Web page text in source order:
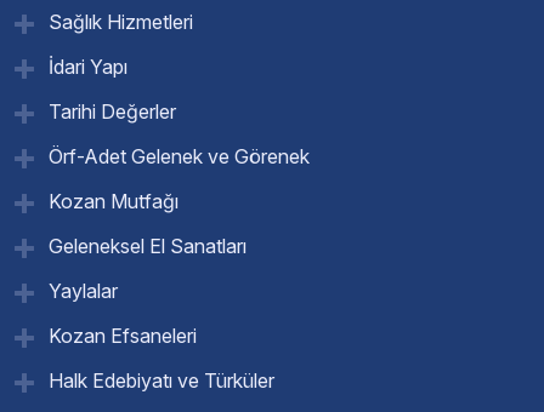
Sağlık Hizmetleri
İdari Yapı
Tarihi Değerler
Örf-Adet Gelenek ve Görenek
Kozan Mutfağı
Geleneksel El Sanatları
Yaylalar
Kozan Efsaneleri
Halk Edebiyatı ve Türküler